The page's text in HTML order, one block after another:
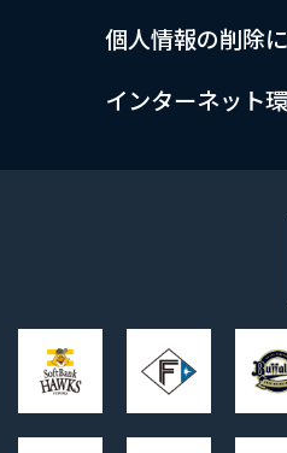
個人情報の削除
インターネット